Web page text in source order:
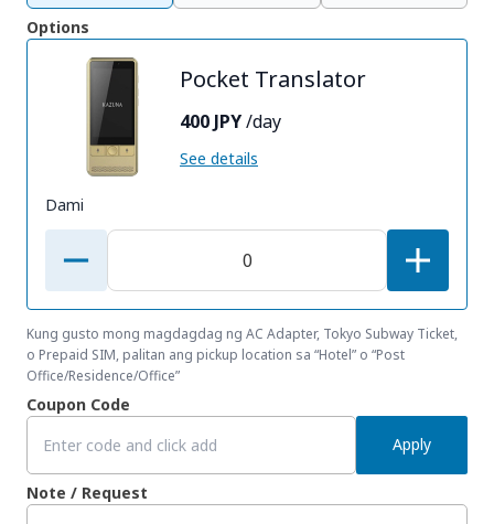
Options
Pocket Translator
400 JPY/day
See details
Dami
Kung gusto mong magdagdag ng AC Adapter, Tokyo Subway Ticket,
o Prepaid SIM, palitan ang pickup location sa “Hotel” o “Post
Office/Residence/Office”
Coupon Code
Apply
Note / Request